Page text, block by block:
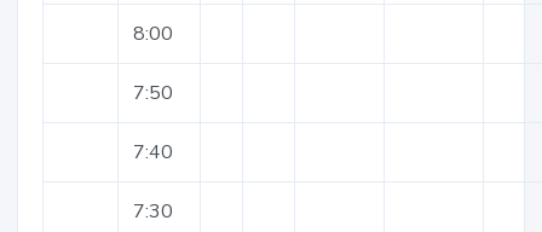
8:00
7:50
7:40
7:30